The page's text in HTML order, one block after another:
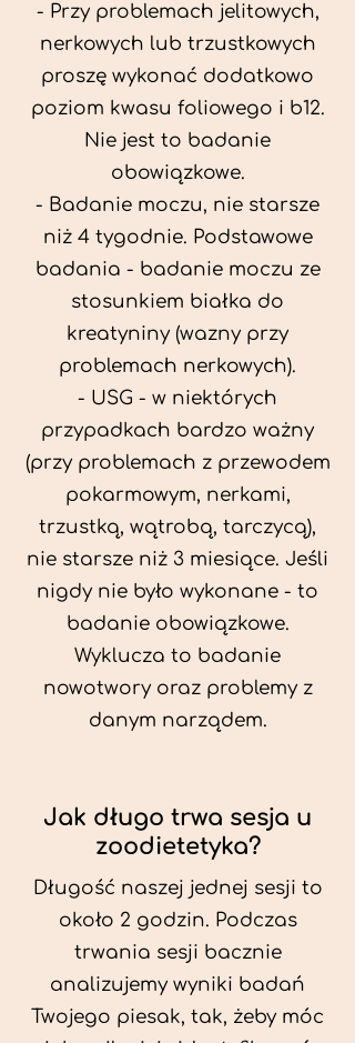
- Przy problemach jelitowych,
nerkowych lub trzustkowych
proszę wykonać dodatkowo
poziom kwasu foliowego i b12.
Nie jest to badanie
obowiązkowe.
- Badanie moczu, nie starsze
niż 4 tygodnie. Podstawowe
badania - badanie moczu ze
stosunkiem białka do
kreatyniny (wazny przy
problemach nerkowych).
- USG - w niektórych
przypadkach bardzo ważny
(przy problemach z przewodem
pokarmowym, nerkami,
trzustką, wątrobą, tarczycą),
nie starsze niż 3 miesiące. Jeśli
nigdy nie było wykonane - to
badanie obowiązkowe.
Wyklucza to badanie
nowotwory oraz problemy z
danym narządem.
Jak długo trwa sesja u
zoodietetyka?
Długość naszej jednej sesji to
około 2 godzin. Podczas
trwania sesji bacznie
analizujemy wyniki badań
Twojego piesak, tak, żeby móc